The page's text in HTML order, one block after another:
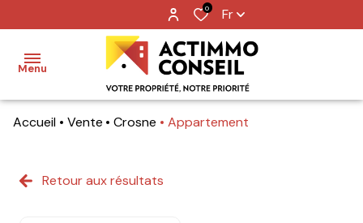
0 Fr
Menu
Ventes
Accueil Vente Crosne Appartement
Retour aux résultats